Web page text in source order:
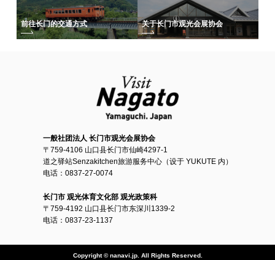
前往长门的交通方式 关于长门市观光会展协会
一般社团法人 长门市观光会展协会
〒759-4106 山口县长门市仙崎4297-1
道之驿站Senzakitchen旅游服务中心（设于 YUKUTE 内）
电话：0837-27-0074
长门市 观光体育文化部 观光政策科
〒759-4192 山口县长门市东深川1339-2
电话：0837-23-1137
Copyright © nanavi.jp. All Rights Reserved.